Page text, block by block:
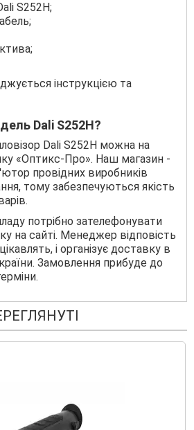
S252H;
інструкцією та
Dali S252H?
Dali S252H можна на
«Оптикс-Про». Наш магазин -
провідних виробників
тому забезпечуються якість
потрібно зателефонувати
на сайті. Менеджер відповість
і організує доставку в
Замовлення прибуде до